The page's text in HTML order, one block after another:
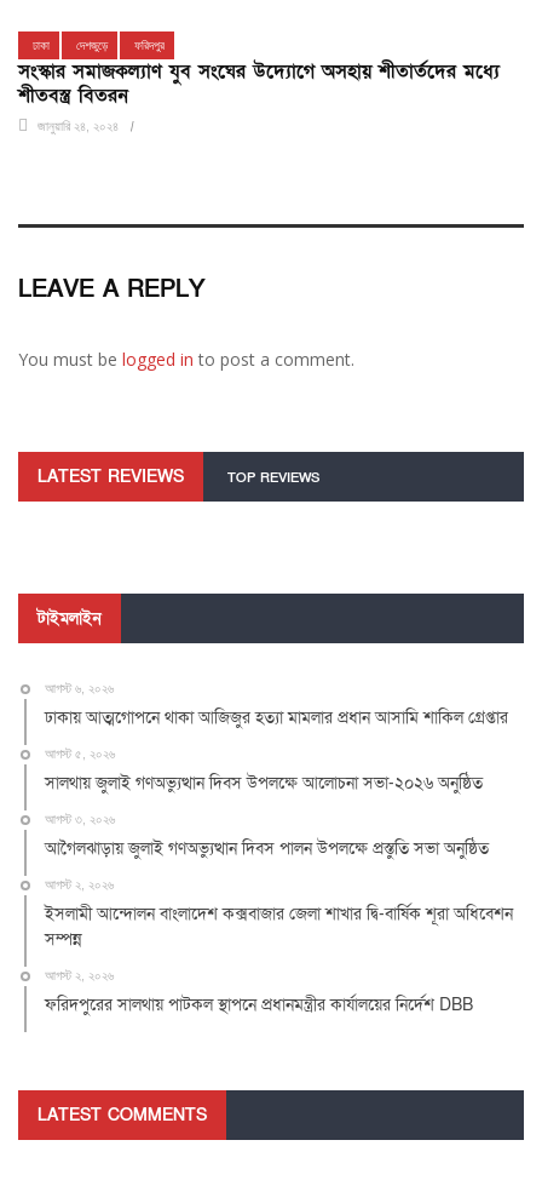
ঢাকা দেশজুড়ে ফরিদপুর
সংস্কার সমাজকল্যাণ যুব সংঘের উদ্যোগে অসহায় শীতার্তদের মধ্যে
শীতবস্ত্র বিতরন
জানুয়ারি ২৪, ২০২৪
LEAVE A REPLY
You must be logged in to post a comment.
LATEST REVIEWS TOP REVIEWS
টাইমলাইন
আগস্ট ৬, ২০২৬
ঢাকায় আত্মগোপনে থাকা আজিজুর হত্যা মামলার প্রধান আসামি শাকিল গ্রেপ্তার
আগস্ট ৫, ২০২৬
সালথায় জুলাই গণঅভ্যুত্থান দিবস উপলক্ষে আলোচনা সভা-২০২৬ অনুষ্ঠিত
আগস্ট ৩, ২০২৬
আগৈলঝাড়ায় জুলাই গণঅভ্যুত্থান দিবস পালন উপলক্ষে প্রস্তুতি সভা অনুষ্ঠিত
আগস্ট ২, ২০২৬
ইসলামী আন্দোলন বাংলাদেশ কক্সবাজার জেলা শাখার দ্বি-বার্ষিক শূরা অধিবেশন
সম্পন্ন
আগস্ট ২, ২০২৬
ফরিদপুরের সালথায় পাটকল স্থাপনে প্রধানমন্ত্রীর কার্যালয়ের নির্দেশ DBB
LATEST COMMENTS